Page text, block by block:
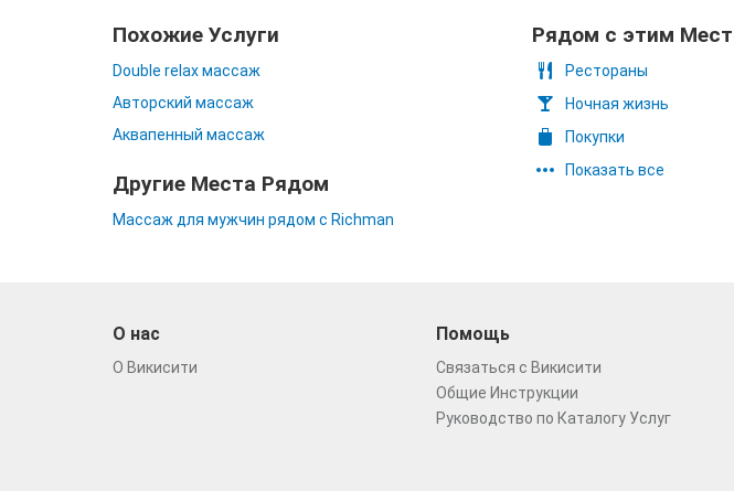
Похожие Услуги
Double relax массаж
Авторский массаж
Аквапенный массаж
Другие Места Рядом
Массаж для мужчин рядом с Richman
Рядом с этим
Рестораны
Ночная жизнь
Покупки
Показать все
О нас
О Викисити
Помощь
Связаться с Викисити
Общие Инструкции
Руководство по Каталогу Услуг